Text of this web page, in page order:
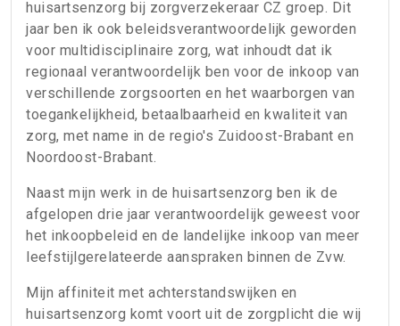
huisartsenzorg bij zorgverzekeraar CZ groep. Dit
jaar ben ik ook beleidsverantwoordelijk geworden
voor multidisciplinaire zorg, wat inhoudt dat ik
regionaal verantwoordelijk ben voor de inkoop van
verschillende zorgsoorten en het waarborgen van
toegankelijkheid, betaalbaarheid en kwaliteit van
zorg, met name in de regio's Zuidoost-Brabant en
Noordoost-Brabant.
Naast mijn werk in de huisartsenzorg ben ik de
afgelopen drie jaar verantwoordelijk geweest voor
het inkoopbeleid en de landelijke inkoop van meer
leefstijlgerelateerde aanspraken binnen de Zvw.
Mijn affiniteit met achterstandswijken en
huisartsenzorg komt voort uit de zorgplicht die wij